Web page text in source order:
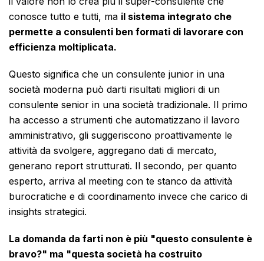
conosce tutto e tutti, ma il sistema integrato che
permette a consulenti ben formati di lavorare con
efficienza moltiplicata.
Questo significa che un consulente junior in una
società moderna può darti risultati migliori di un
consulente senior in una società tradizionale. Il primo
ha accesso a strumenti che automatizzano il lavoro
amministrativo, gli suggeriscono proattivamente le
attività da svolgere, aggregano dati di mercato,
generano report strutturati. Il secondo, per quanto
esperto, arriva al meeting con te stanco da attività
burocratiche e di coordinamento invece che carico di
insights strategici.
La domanda da farti non è più "questo consulente è
bravo?" ma "questa società ha costruito